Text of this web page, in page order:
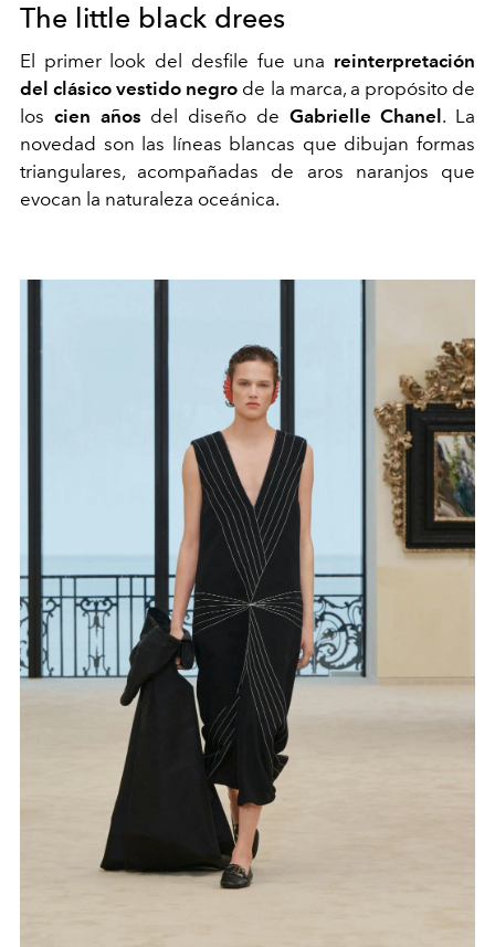
The little black drees
El primer look del desfile fue una reinterpretación
del clásico vestido negro de la marca, a propósito de
los cien años del diseño de Gabrielle Chanel . La
novedad son las líneas blancas que dibujan formas
triangulares, acompañadas de aros naranjos que
evocan la naturaleza oceánica.